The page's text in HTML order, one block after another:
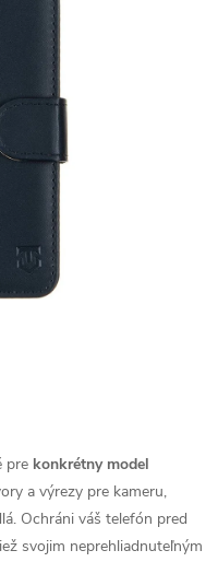
pre konkrétny model
a výrezy pre kameru,
Ochráni váš telefón pred
svojim neprehliadnuteľným